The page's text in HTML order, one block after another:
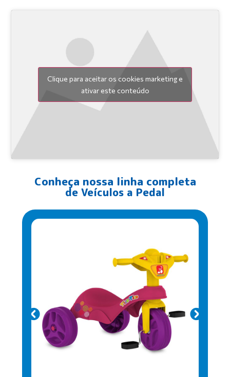
Clique para aceitar os cookies marketing e
ativar este conteúdo
Conheça nossa linha completa
de Veículos a Pedal